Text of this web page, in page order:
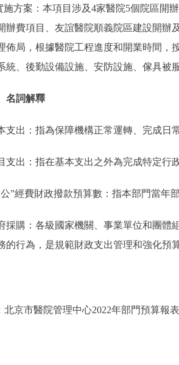
案：本項目涉及4家醫院5個院區開辦
辦費項目、友誼醫院順義院區建設開辦
佈局，根據醫院工程進度和開業時間，
統、後勤設備設施、安防設施、傢具被
詞解釋
出：指為保障機構正常運轉、完成日
出：指在基本支出之外為完成特定行
經費財政撥款預算數：指本部門當年部
購：各級國家機關、事業單位和團體組
的行為，是規範財政支出管理和強化預
北京市醫院管理中心2022年部門預算報表